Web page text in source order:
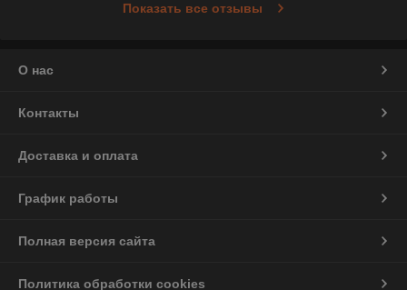
Показать все отзывы
О нас
Контакты
Доставка и оплата
График работы
Полная версия сайта
Политика обработки cookies